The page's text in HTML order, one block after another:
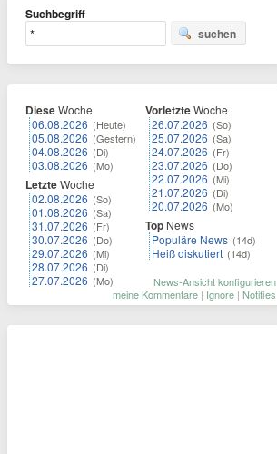
Suchbegriff
suchen
DieseWoche
06.08.2026 (Heute)
05.08.2026 (Gestern)
04.08.2026 (Di)
03.08.2026 (Mo)
LetzteWoche
02.08.2026 (So)
01.08.2026 (Sa)
31.07.2026 (Fr)
30.07.2026 (Do)
29.07.2026 (Mi)
28.07.2026 (Di)
27.07.2026 (Mo)
VorletzteWoche
26.07.2026 (So)
25.07.2026 (Sa)
24.07.2026 (Fr)
23.07.2026 (Do)
22.07.2026 (Mi)
21.07.2026 (Di)
20.07.2026 (Mo)
Top News
Populäre News (14d)
Heiß diskutiert (14d)
News-Ansicht konfigurieren
meine Kommentare | Ignore | Notifies